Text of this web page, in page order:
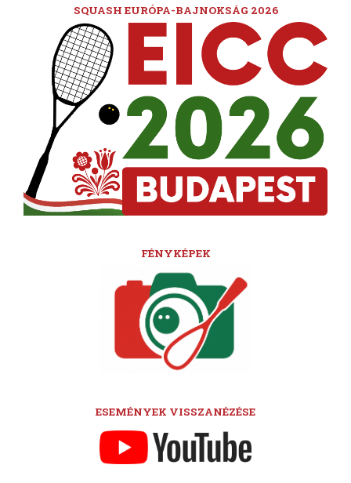
SQUASH EURÓPA-BAJNOKSÁG 2026
FÉNYKÉPEK
ESEMÉNYEK VISSZANÉZÉSE